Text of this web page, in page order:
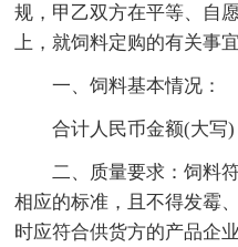
规，甲乙双方在平等、自
上，就饲料定购的有关事
一、饲料基本情况：
合计人民币金额(大写
二、质量要求：饲料
相应的标准，且不得发霉
时应符合供货方的产品企业